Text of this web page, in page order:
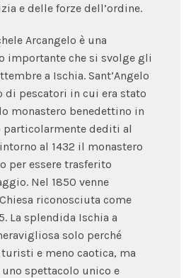
e delle forze dell’ordine.
Arcangelo è una
importante che si svolge gli
a Ischia. Sant’Angelo
di pescatori in cui era stato
monastero benedettino in
particolarmente dediti al
al 1432 il monastero
per essere trasferito
Nel 1850 venne
riconosciuta come
La splendida Ischia a
solo perché
e meno caotica, ma
uno spettacolo unico e